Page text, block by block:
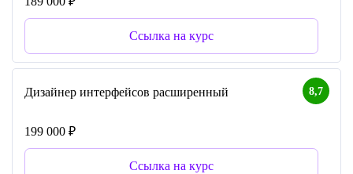
Ссылка на курс
8,7
Дизайнер интерфейсов расширенный
199 000 ₽
Ссылка на курс